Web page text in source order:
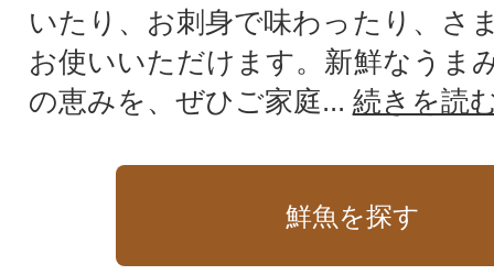
いたり、お刺身で味わったり、さ
お使いいただけます。新鮮なうま
の恵みを、ぜひご家庭... 続きを読
鮮魚を探す